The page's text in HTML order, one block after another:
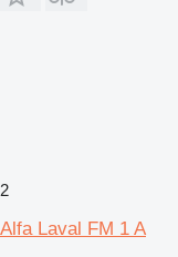
2
Alfa Laval FM 1 A